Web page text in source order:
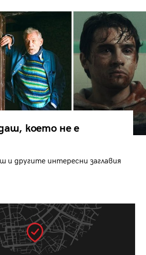
което не е
и другите интересни заглавия